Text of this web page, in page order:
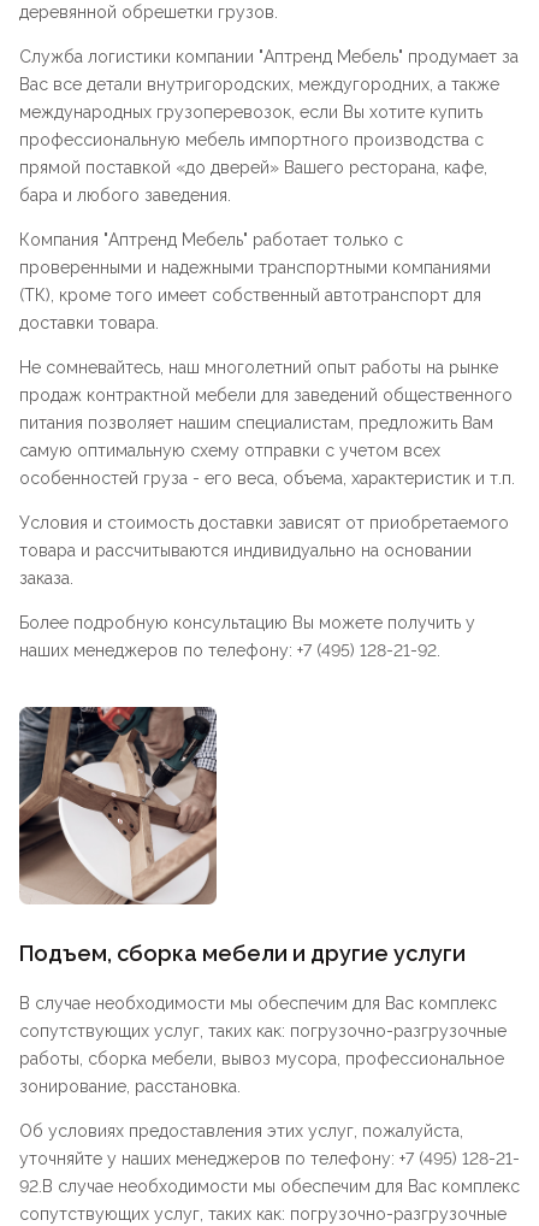
деревянной обрешетки грузов.
Служба логистики компании "Аптренд Мебель" продумает за
Вас все детали внутригородских, междугородних, а также
международных грузоперевозок, если Вы хотите купить
профессиональную мебель импортного производства с
прямой поставкой «до дверей» Вашего ресторана, кафе,
бара и любого заведения.
Компания "Аптренд Мебель" работает только с
проверенными и надежными транспортными компаниями
(ТК), кроме того имеет собственный автотранспорт для
доставки товара.
Не сомневайтесь, наш многолетний опыт работы на рынке
продаж контрактной мебели для заведений общественного
питания позволяет нашим специалистам, предложить Вам
самую оптимальную схему отправки с учетом всех
особенностей груза - его веса, объема, характеристик и т.п.
Условия и стоимость доставки зависят от приобретаемого
товара и рассчитываются индивидуально на основании
заказа.
Более подробную консультацию Вы можете получить у
наших менеджеров по телефону: +7 (495) 128-21-92.
Подъем, сборка мебели и другие услуги
В случае необходимости мы обеспечим для Вас комплекс
сопутствующих услуг, таких как: погрузочно-разгрузочные
работы, сборка мебели, вывоз мусора, профессиональное
зонирование, расстановка.
Об условиях предоставления этих услуг, пожалуйста,
уточняйте у наших менеджеров по телефону: +7 (495) 128-21-
92.В случае необходимости мы обеспечим для Вас комплекс
сопутствующих услуг, таких как: погрузочно-разгрузочные